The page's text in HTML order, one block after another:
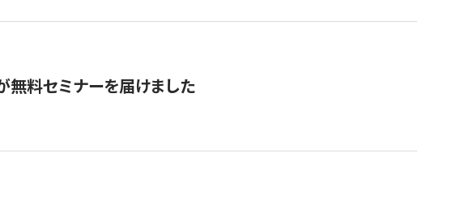
無料セミナーを届けました